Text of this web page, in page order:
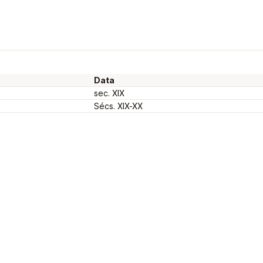
Data
sec. XIX
Sécs. XIX-XX